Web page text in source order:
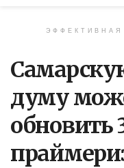
ЭФФЕКТИВНАЯ
думу
обновить